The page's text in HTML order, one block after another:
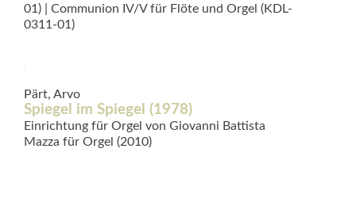
01) | Communion IV/V für Flöte und Orgel (KDL-
0311-01)
Pärt, Arvo
Spiegel im Spiegel (1978)
Einrichtung für Orgel von Giovanni Battista
Mazza für Orgel (2010)